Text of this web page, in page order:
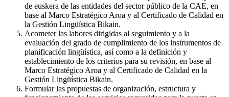
de euskera de las entidades del sector público de la CAE, en
base al Marco Estratégico Aroa y al Certificado de Calidad en
la Gestión Lingüística Bikain.
Acometer las labores dirigidas al seguimiento y a la
evaluación del grado de cumplimiento de los instrumentos de
planificación lingüística, así como a la definición y
establecimiento de los criterios para su revisión, en base al
Marco Estratégico Aroa y al Certificado de Calidad en la
Gestión Lingüística Bikain.
Formular las propuestas de organización, estructura y